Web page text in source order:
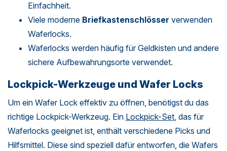
Einfachheit.
Viele moderne Briefkastenschlösser verwenden
Waferlocks.
Waferlocks werden häufig für Geldkisten und andere
sichere Aufbewahrungsorte verwendet.
Lockpick-Werkzeuge und Wafer Locks
Um ein Wafer Lock effektiv zu öffnen, benötigst du das
richtige Lockpick-Werkzeug. Ein Lockpick-Set, das für
Waferlocks geeignet ist, enthält verschiedene Picks und
Hilfsmittel. Diese sind speziell dafür entworfen, die Wafers